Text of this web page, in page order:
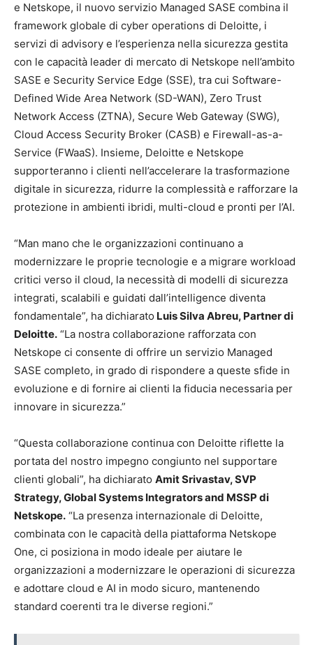
e Netskope, il nuovo servizio Managed SASE combina il
framework globale di cyber operations di Deloitte, i
servizi di advisory e l’esperienza nella sicurezza gestita
con le capacità leader di mercato di Netskope nell’ambito
SASE e Security Service Edge (SSE), tra cui Software-
Defined Wide Area Network (SD-WAN), Zero Trust
Network Access (ZTNA), Secure Web Gateway (SWG),
Cloud Access Security Broker (CASB) e Firewall-as-a-
Service (FWaaS). Insieme, Deloitte e Netskope
supporteranno i clienti nell’accelerare la trasformazione
digitale in sicurezza, ridurre la complessità e rafforzare la
protezione in ambienti ibridi, multi-cloud e pronti per l’AI.
“Man mano che le organizzazioni continuano a
modernizzare le proprie tecnologie e a migrare workload
critici verso il cloud, la necessità di modelli di sicurezza
integrati, scalabili e guidati dall’intelligence diventa
fondamentale”, ha dichiarato Luis Silva Abreu, Partner di
Deloitte. “La nostra collaborazione rafforzata con
Netskope ci consente di offrire un servizio Managed
SASE completo, in grado di rispondere a queste sfide in
evoluzione e di fornire ai clienti la fiducia necessaria per
innovare in sicurezza.”
“Questa collaborazione continua con Deloitte riflette la
portata del nostro impegno congiunto nel supportare
clienti globali”, ha dichiarato Amit Srivastav, SVP
Strategy, Global Systems Integrators and MSSP di
Netskope. “La presenza internazionale di Deloitte,
combinata con le capacità della piattaforma Netskope
One, ci posiziona in modo ideale per aiutare le
organizzazioni a modernizzare le operazioni di sicurezza
e adottare cloud e AI in modo sicuro, mantenendo
standard coerenti tra le diverse regioni.”